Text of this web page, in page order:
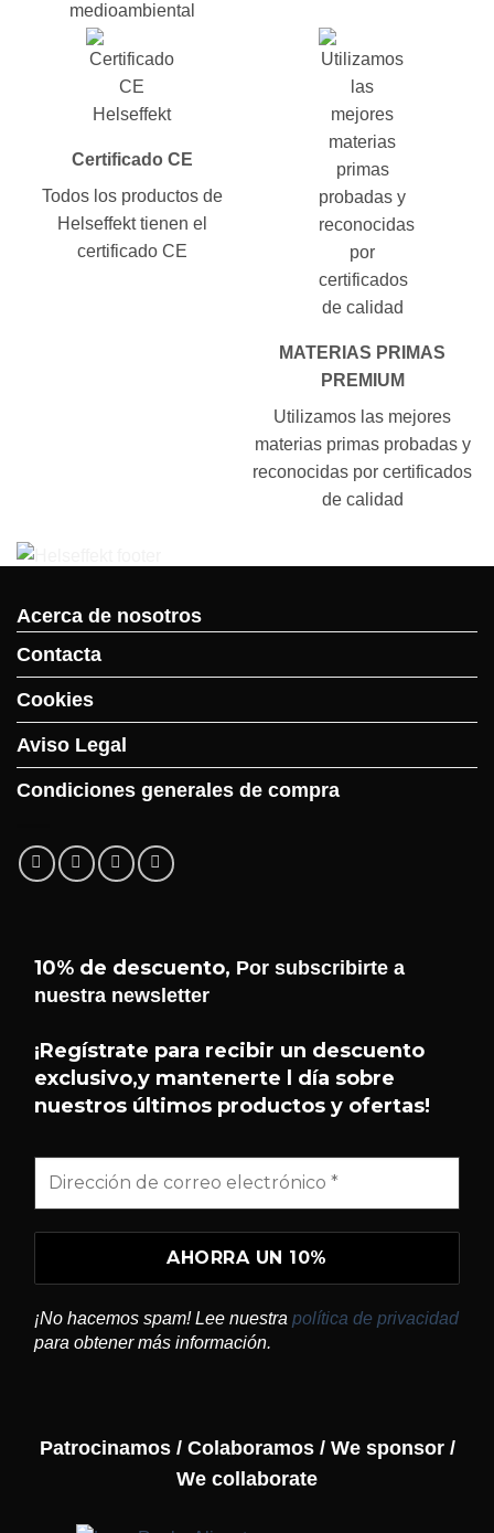
medioambiental
Certificado CE
Todos los productos de
Helseffekt tienen el
certificado CE
MATERIAS PRIMAS
PREMIUM
Utilizamos las mejores
materias primas probadas y
reconocidas por certificados
de calidad
Acerca de nosotros
Contacta
Cookies
Aviso Legal
Condiciones generales de compra
10% de descuento, Por subscribirte a
nuestra newsletter
¡Regístrate para recibir un descuento
exclusivo,y mantenerte l día sobre
nuestros últimos productos y ofertas!
¡No hacemos spam! Lee nuestra política de privacidad
para obtener más información.
Patrocinamos / Colaboramos / We sponsor /
We collaborate